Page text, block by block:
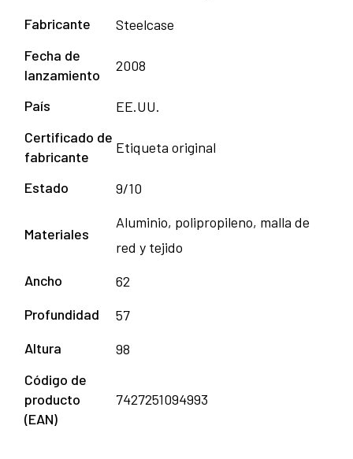
Fabricante
Steelcase
Fecha de
lanzamiento
2008
País
EE.UU.
Certificado de
fabricante
Etiqueta original
Estado 9/10
Materiales
Aluminio, polipropileno, malla de
red y tejido
Ancho
62
Profundidad
57
Altura
98
Código de
producto
(EAN)
7427251094993